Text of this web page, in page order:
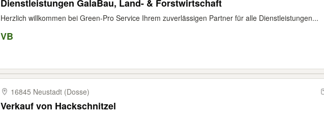
Dienstleistungen GalaBau, Land- & Forstwirtschaft
Herzlich willkommen bei Green-Pro Service Ihrem zuverlässigen Partner für alle Dienstleistungen...
VB
16845 Neustadt (Dosse)
Verkauf von Hackschnitzel